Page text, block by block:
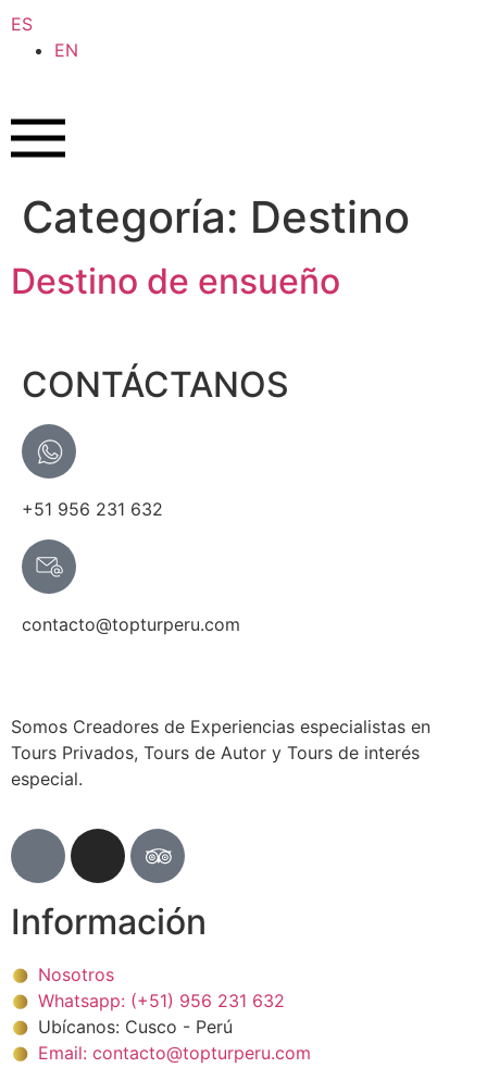
ES
EN
Categoría: Destino
Destino de ensueño
CONTÁCTANOS
+51 956 231 632
contacto@topturperu.com
Somos Creadores de Experiencias especialistas en
Tours Privados, Tours de Autor y Tours de interés
especial.
Información
Nosotros
Whatsapp: (+51) 956 231 632
Ubícanos: Cusco - Perú
Email: contacto@topturperu.com